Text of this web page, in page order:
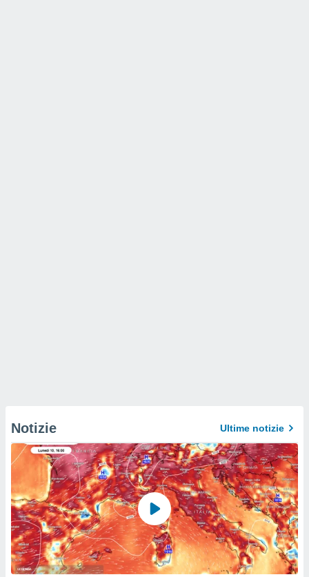
Notizie Ultime notizie